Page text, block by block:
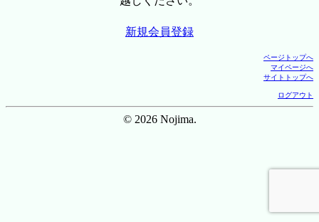
新規会員登録
ページトップへ
マイページへ
サイトトップへ
ログアウト
© 2026 Nojima.